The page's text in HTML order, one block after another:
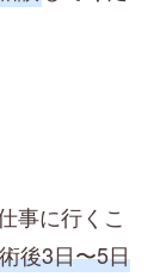
事に行くこ
後3日〜5日